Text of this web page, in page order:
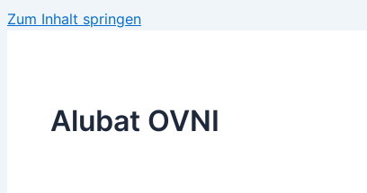
Zum Inhalt springen
Alubat OVNI